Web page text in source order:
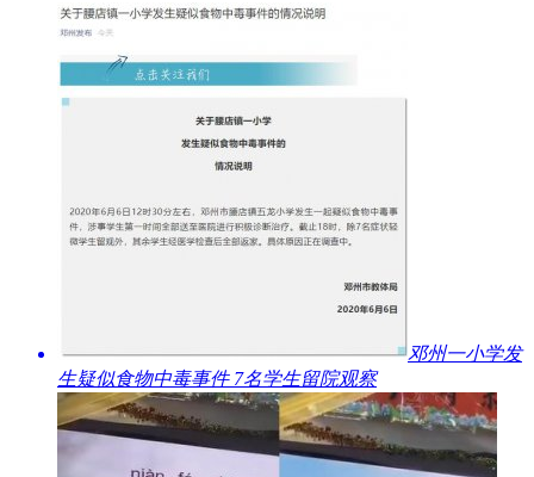
​邓州一小学发
生疑似食物中毒事件 7名学生留院观察